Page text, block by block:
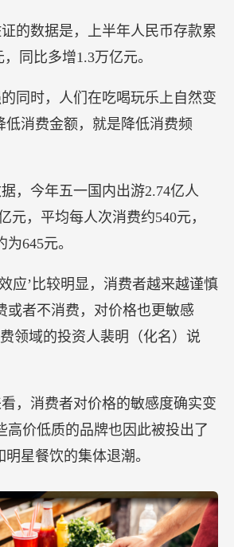
的数据是，上半年人民币存款累
同比多增1.3万亿元。
同时，人们在吃喝玩乐上自然变
低消费金额，就是降低消费频
，今年五一国内出游2.74亿人
元，平均每人次消费约540元，
645元。
应’比较明显，消费者越来越谨慎
或者不消费，对价格也更敏感
费领域的投资人裴明（化名）说
，消费者对价格的敏感度确实变
高价低质的品牌也因此被投出了
星餐饮的集体退潮。